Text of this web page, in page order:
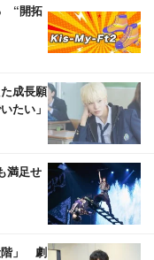
“開拓
成長願
たい」
満足せ
階」 劇